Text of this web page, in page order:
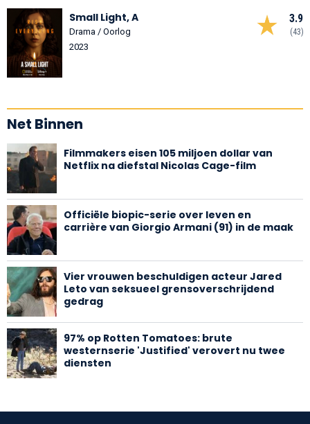
3.9
(43)
Small Light, A
Drama / Oorlog
2023
Net Binnen
Filmmakers eisen 105 miljoen dollar van
Netflix na diefstal Nicolas Cage-film
Officiële biopic-serie over leven en
carrière van Giorgio Armani (91) in de maak
Vier vrouwen beschuldigen acteur Jared
Leto van seksueel grensoverschrijdend
gedrag
97% op Rotten Tomatoes: brute
westernserie 'Justified' verovert nu twee
diensten